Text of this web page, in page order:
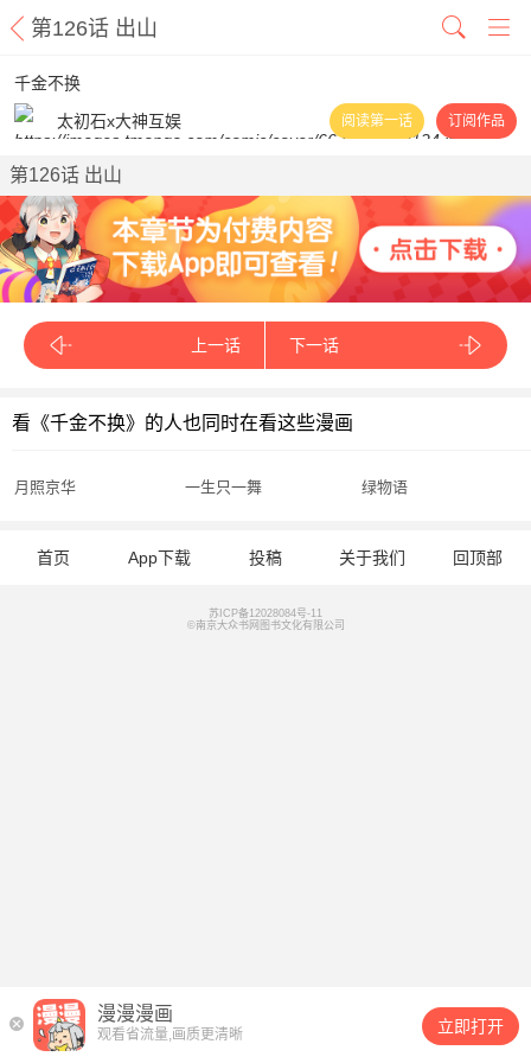
第126话 出山
千金不换
太初石x大神互娱
阅读第一话 订阅作品
第126话 出山
上一话 下一话
看《千金不换》的人也同时在看这些漫画
月照京华 一生只一舞 绿物语
首页 App下载 投稿 关于我们 回顶部
苏ICP备12028084号-11
©南京大众书网图书文化有限公司
漫漫漫画
观看省流量,画质更清晰 立即打开